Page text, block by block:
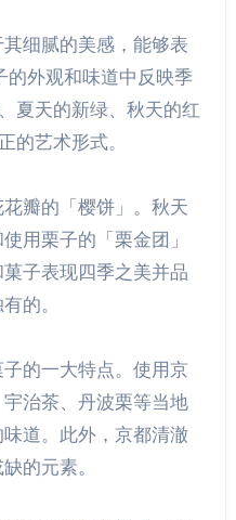
细腻的美感，能够表
的外观和味道中反映季
夏天的新绿、秋天的红
的艺术形式。
瓣的「樱饼」。秋天
用栗子的「栗金团」
子表现四季之美并品
的。
的一大特点。使用京
宇治茶、丹波栗等当地
道。此外，京都清澈
的元素。